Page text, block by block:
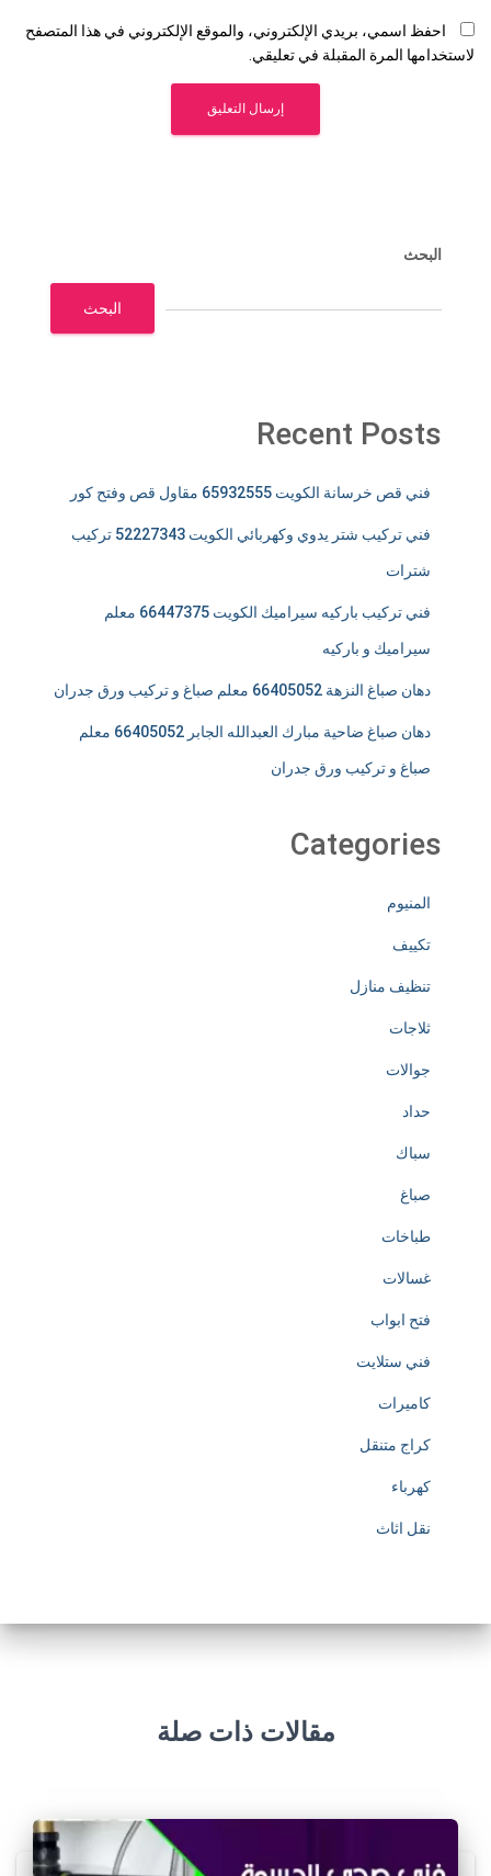
احفظ اسمي، بريدي الإلكتروني، والموقع الإلكتروني في هذا المتصفح
لاستخدامها المرة المقبلة في تعليقي.
البحث
البحث
Recent Posts
فني قص خرسانة الكويت 65932555 مقاول قص وفتح كور
فني تركيب شتر يدوي وكهربائي الكويت 52227343 تركيب
شترات
فني تركيب باركيه سيراميك الكويت 66447375 معلم
سيراميك و باركيه
دهان صباغ النزهة 66405052 معلم صباغ و تركيب ورق جدران
دهان صباغ ضاحية مبارك العبدالله الجابر 66405052 معلم
صباغ و تركيب ورق جدران
Categories
المنيوم
تكييف
تنظيف منازل
ثلاجات
جوالات
حداد
سباك
صباغ
طباخات
غسالات
فتح ابواب
فني ستلايت
كاميرات
كراج متنقل
كهرباء
نقل اثاث
مقالات ذات صلة